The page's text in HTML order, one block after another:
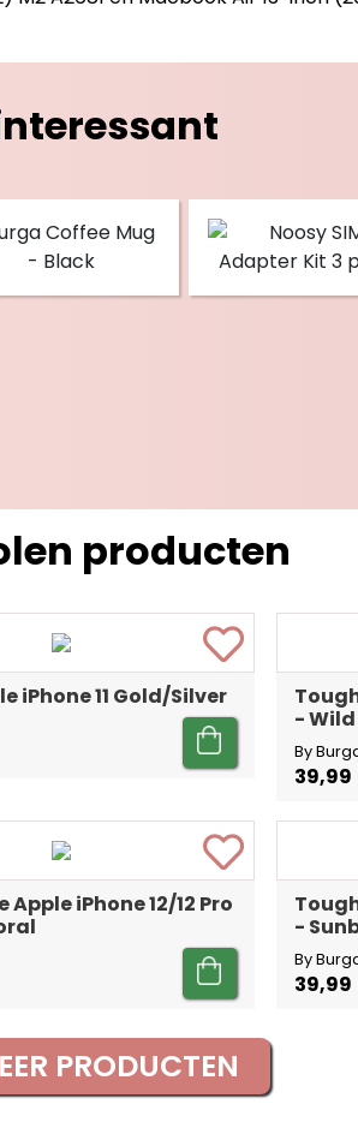
producten
iPhone 11 Gold/Silver
-
By
39,99
Apple iPhone 12/12 Pro
-
By
39,99
PRODUCTEN